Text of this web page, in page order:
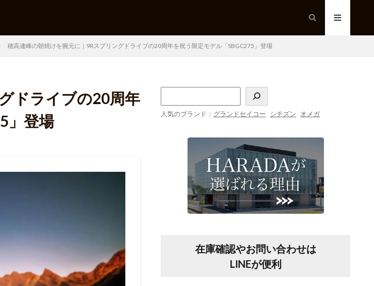
穂高連峰の朝焼けを腕元に｜9Rスプリングドライブの20周年を祝う限定モデル「SBGC275」登場
ドライブの20周年
」登場
人気のブランド： グランドセイコー シチズン オメガ
在庫確認やお問い合わせは
LINEが便利